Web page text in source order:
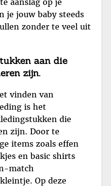
aanslag op je
je jouw baby steeds
zonder te veel uit
aan die
zijn.
vinden van
is het
die
zijn. Door te
items zoals effen
en basic shirts
match
Op deze